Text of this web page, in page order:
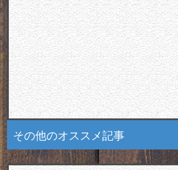
その他のオススメ記事